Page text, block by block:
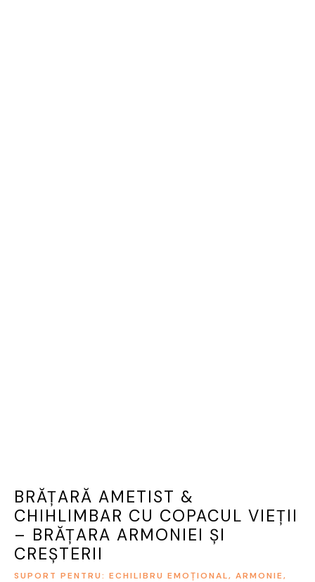
BRĂȚARĂ AMETIST &
CHIHLIMBAR CU COPACUL VIEȚII
– BRĂȚARA ARMONIEI ȘI
CREȘTERII
SUPORT PENTRU: ECHILIBRU EMOȚIONAL, ARMONIE,